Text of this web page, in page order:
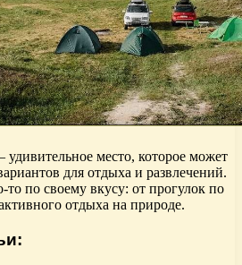
место, которое может
для отдыха и развлечений.
то по своему вкусу: от прогулок по
отдыха на природе.